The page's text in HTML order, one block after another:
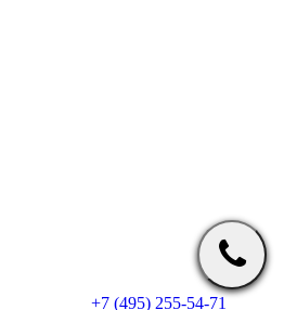
является публичной офертой. Цены
порядке. Актуальную цену
+7 (495) 255-54-71